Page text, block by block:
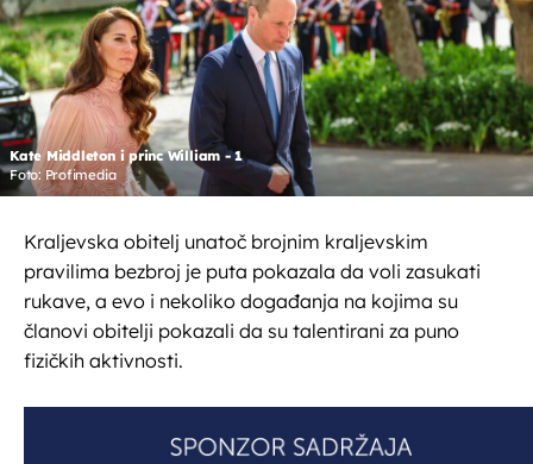
Kate Middleton i princ William - 1
Foto: Profimedia
Kraljevska obitelj unatoč brojnim kraljevskim
pravilima bezbroj je puta pokazala da voli zasukati
rukave, a evo i nekoliko događanja na kojima su
članovi obitelji pokazali da su talentirani za puno
fizičkih aktivnosti.